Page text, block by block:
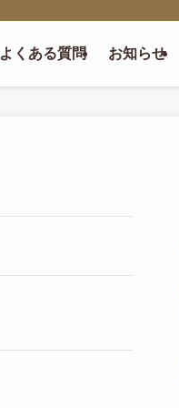
よくある質問 お知らせ